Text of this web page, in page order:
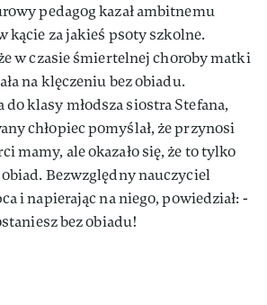
pedagog kazał ambitnemu
kącie za jakieś psoty szkolne.
w czasie śmiertelnej choroby matki
na klęczeniu bez obiadu.
do klasy młodsza siostra Stefana,
chłopiec pomyślał, że przynosi
mamy, ale okazało się, że to tylko
Bezwzględny nauczyciel
i napierając na niego, powiedział: -
bez obiadu!